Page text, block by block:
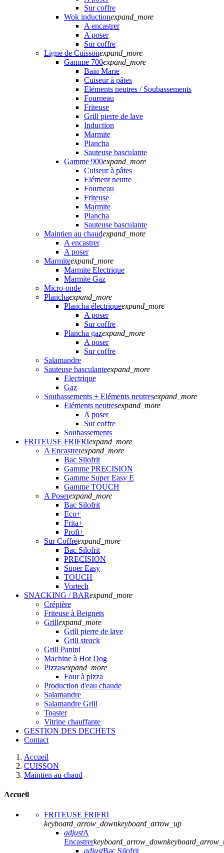
Sur coffre
Wok inductionexpand_more
A encastrer
A poser
Sur coffre
Ligne de Cuissonexpand_more
Gamme 700expand_more
Bain Marie
Cuiseur à pâtes
Eléments neutres / Soubassements
Fourneau
Friteuse
Grill pierre de lave
Induction
Marmite
Plancha
Sauteuse basculante
Gamme 900expand_more
Cuiseur à pâtes
Elément neutre
Fourneau
Friteuse
Marmite
Plancha
Sauteuse basculante
Maintien au chaudexpand_more
A encastrer
A poser
Marmiteexpand_more
Marmite Electrique
Marmite Gaz
Micro-onde
Planchaexpand_more
Plancha électriqueexpand_more
A poser
Sur coffre
Plancha gazexpand_more
A poser
Sur coffre
Salamandre
Sauteuse basculanteexpand_more
Electrique
Gaz
Soubassements + Eléments neutresexpand_more
Eléments neutresexpand_more
A poser
Sur coffre
Soubassements
FRITEUSE FRIFRIexpand_more
A Encastrerexpand_more
Bac Silofrit
Gamme PRECISION
Gamme Super Easy E
Gamme TOUCH
A Poserexpand_more
Bac Silofrit
Eco+
Frita+
Profi+
Sur Coffreexpand_more
Bac Silofrit
PRECISION
Super Easy
TOUCH
Vortech
SNACKING / BARexpand_more
Crépière
Friteuse à Beignets
Grillexpand_more
Grill pierre de lave
Grill steack
Grill Panini
Machine à Hot Dog
Pizzasexpand_more
Four à pizza
Production d'eau chaude
Salamandre
Salamandre Grill
Toaster
Vitrine chauffante
GESTION DES DECHETS
Contact
Accueil
CUISSON
Maintien au chaud
Accueil
FRITEUSE FRIFRI
keyboard_arrow_downkeyboard_arrow_up
adjustA
Encastrerkeyboard_arrow_down
adjustBac Silofrit